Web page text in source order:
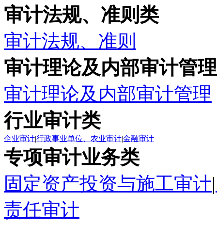
审计法规、准则类
审计法规、准则
审计理论及内部审计管
审计理论及内部审计管理
行业审计类
企业审计|行政事业单位、农业审计|金融审计
专项审计业务类
固定资产投资与施工审计|
责任审计